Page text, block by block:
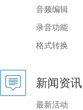
音频编辑
录音功能
格式转换
新闻资讯
最新活动